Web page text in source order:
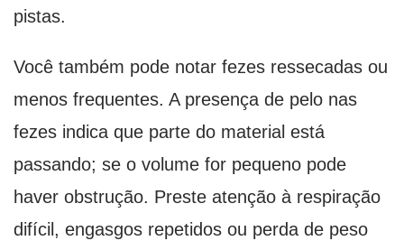
pistas.
Você também pode notar fezes ressecadas ou
menos frequentes. A presença de pelo nas
fezes indica que parte do material está
passando; se o volume for pequeno pode
haver obstrução. Preste atenção à respiração
difícil, engasgos repetidos ou perda de peso